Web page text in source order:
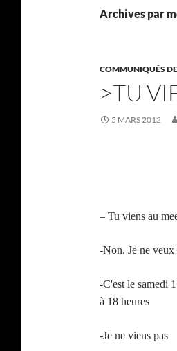
Archives par
COMMUNIQUÉS
>TU
5 MARS 2012
– Tu viens au
-Non. Je ne veux
-C'est le samedi
à 18 heures
-Je ne viens pas